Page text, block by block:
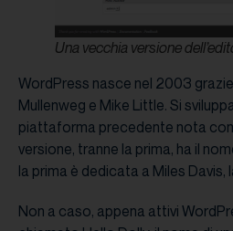
Una vecchia versione
WordPress nasce nel 2003
Mullenweg e Mike Little. Si
piattaforma precedente nota
versione, tranne la prima, ha il
la prima è dedicata a Miles Davis,
Non a caso, appena attivi